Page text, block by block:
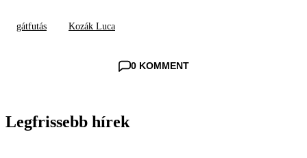
gátfutás Kozák Luca
0 KOMMENT
Legfrissebb hírek